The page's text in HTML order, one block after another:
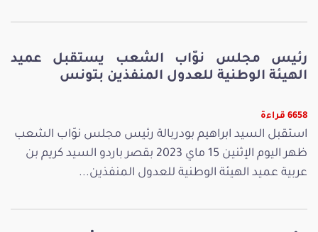
رئيس مجلس نوّاب الشعب يستقبل عميد
الهيئة الوطنية للعدول المنفذين بتونس
6658 قراءة
استقبل السيد ابراهيم بودربالة رئيس مجلس نوّاب الشعب
ظهر اليوم الإثنين 15 ماي 2023 بقصر باردو السيد كريم بن
عربية عميد الهيئة الوطنية للعدول المنفذين...